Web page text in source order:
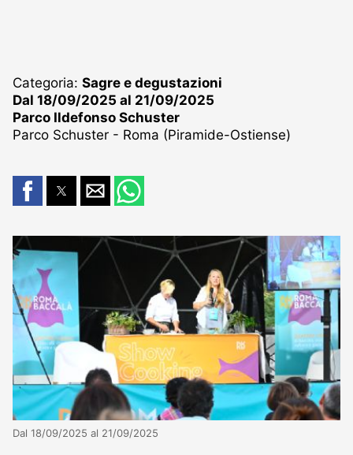
Categoria: Sagre e degustazioni
Dal 18/09/2025 al 21/09/2025
Parco Ildefonso Schuster
Parco Schuster - Roma (Piramide-Ostiense)
Dal 18/09/2025 al 21/09/2025